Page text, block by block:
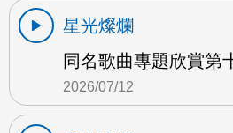
星光燦爛
同名歌曲專題欣賞第
2026/07/12